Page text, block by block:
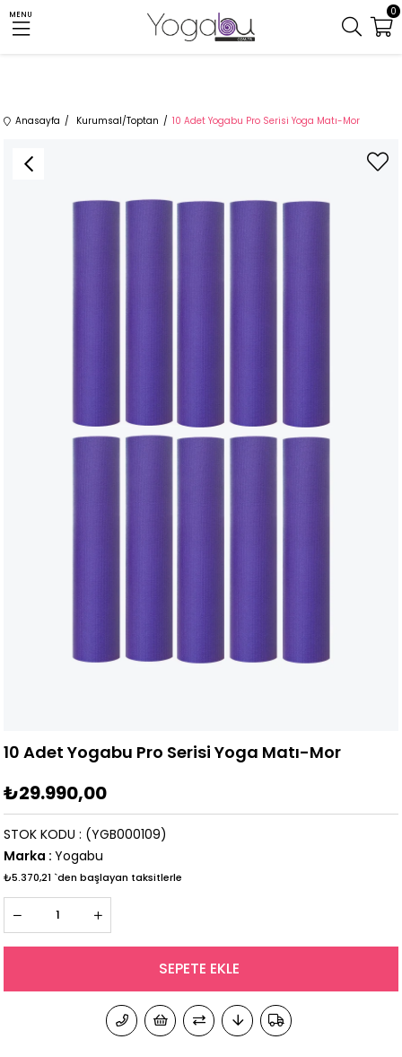
MENU 0
Anasayfa Kurumsal/Toptan 10 Adet Yogabu Pro Serisi Yoga Matı-Mor
10 Adet Yogabu Pro Serisi Yoga Matı-Mor
₺29.990,00
(YGB000109)
STOK KODU
Marka : Yogabu
₺5.370,21 `den başlayan taksitlerle